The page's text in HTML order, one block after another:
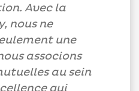
Avec la
nous ne
une
associons
au sein